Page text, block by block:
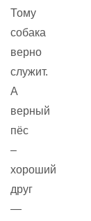
Тому
собака
верно
служит.
А
верный
пёс
–
хороший
друг
—